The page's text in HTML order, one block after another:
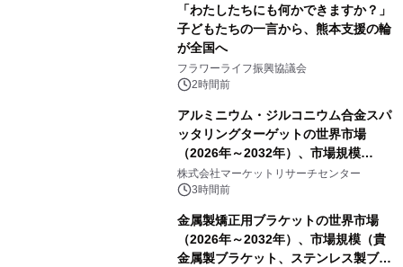
「わたしたちにも何かできますか？」
子どもたちの一言から、熊本支援の輪
が全国へ
フラワーライフ振興協議会
2時間前
アルミニウム・ジルコニウム合金スパ
ッタリングターゲットの世界市場
（2026年～2032年）、市場規模
（0.995、0.999、その他）・分析レポ
ートを発表
株式会社マーケットリサーチセンター
3時間前
金属製矯正用ブラケットの世界市場
（2026年～2032年）、市場規模（貴
金属製ブラケット、ステンレス製ブラ